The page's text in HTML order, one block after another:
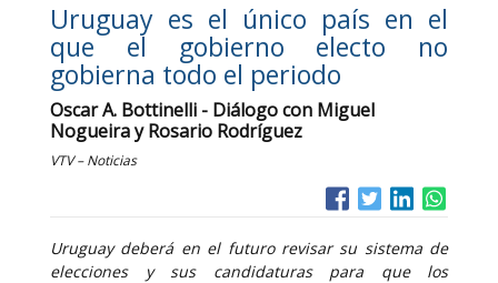
Uruguay es el único país en el
que el gobierno electo no
gobierna todo el periodo
Oscar A. Bottinelli - Diálogo con Miguel
Nogueira y Rosario Rodríguez
VTV – Noticias
Uruguay deberá en el futuro revisar su sistema de
elecciones y sus candidaturas para que los